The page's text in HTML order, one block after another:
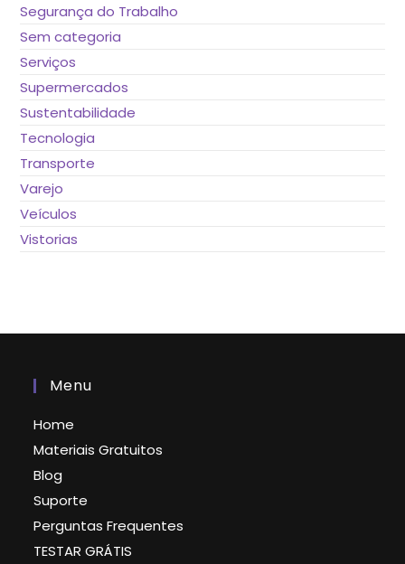
Segurança do Trabalho
Sem categoria
Serviços
Supermercados
Sustentabilidade
Tecnologia
Transporte
Varejo
Veículos
Vistorias
Menu
Home
Materiais Gratuitos
Blog
Suporte
Perguntas Frequentes
TESTAR GRÁTIS